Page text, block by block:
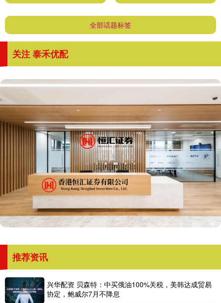
全部话题标签
关注 泰禾优配
推荐资讯
兴华配资 贝森特：中买俄油100%关税，美韩达成贸易
协定，鲍威尔7月不降息